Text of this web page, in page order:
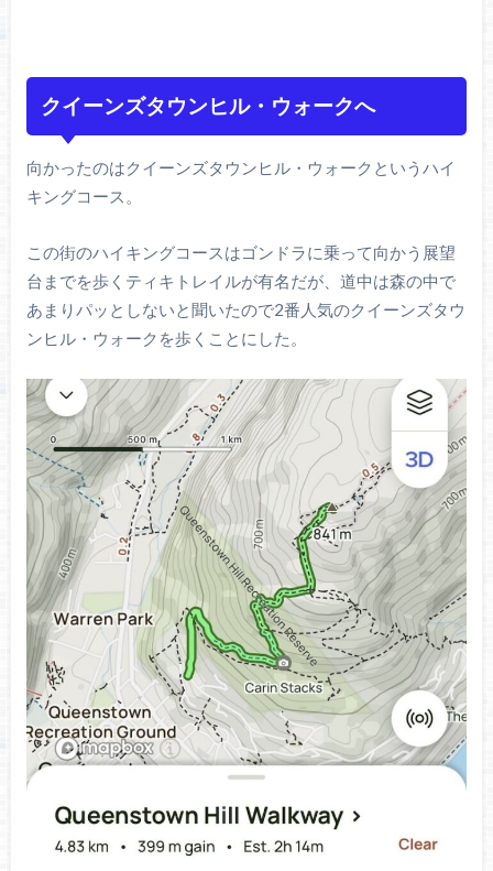
クイーンズタウンヒル・ウォークへ
向かったのはクイーンズタウンヒル・ウォークというハイ
キングコース。
この街のハイキングコースはゴンドラに乗って向かう展望
台までを歩くティキトレイルが有名だが、道中は森の中で
あまりパッとしないと聞いたので2番人気のクイーンズタウ
ンヒル・ウォークを歩くことにした。